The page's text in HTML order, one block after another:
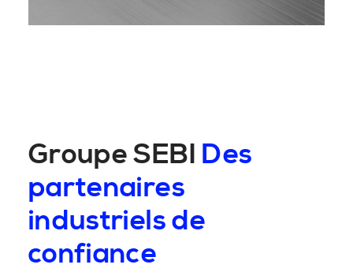
Groupe SEBI Des
partenaires
industriels de
confiance